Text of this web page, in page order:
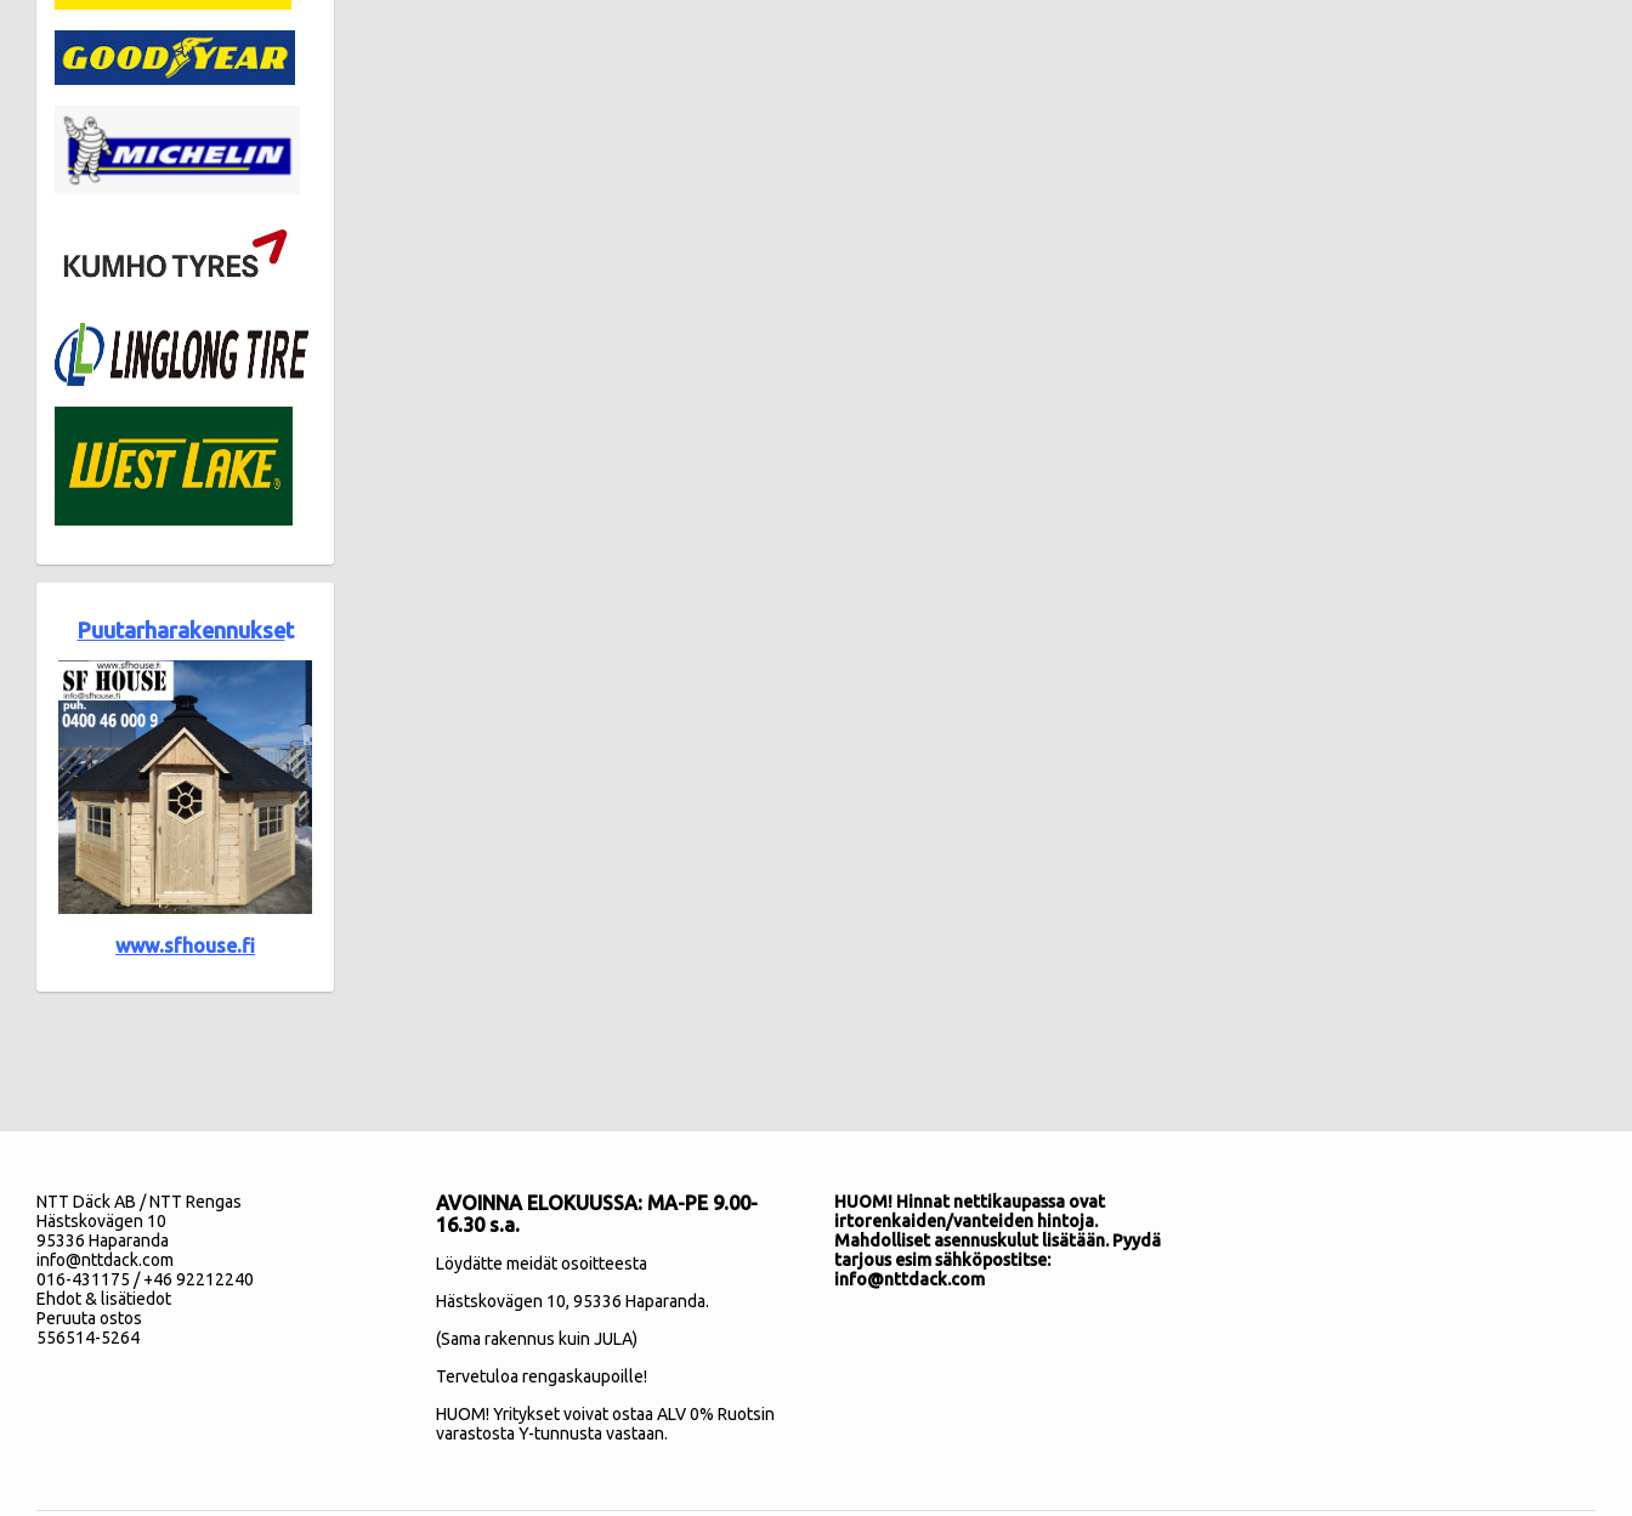
Puutarharakennukset
www.sfhouse.fi
NTT Däck AB / NTT Rengas
Hästskovägen 10
95336 Haparanda
info@nttdack.com
016-431175 / +46 92212240
Ehdot & lisätiedot
Peruuta ostos
556514-5264
AVOINNA ELOKUUSSA: MA-PE 9.00-
16.30 s.a.
Löydätte meidät osoitteesta
Hästskovägen 10, 95336 Haparanda.
(Sama rakennus kuin JULA)
Tervetuloa rengaskaupoille!
HUOM! Yritykset voivat ostaa ALV 0% Ruotsin
varastosta Y-tunnusta vastaan.
HUOM! Hinnat nettikaupassa ovat
irtorenkaiden/vanteiden hintoja.
Mahdolliset asennuskulut lisätään. Pyydä
tarjous esim sähköpostitse:
info@nttdack.com